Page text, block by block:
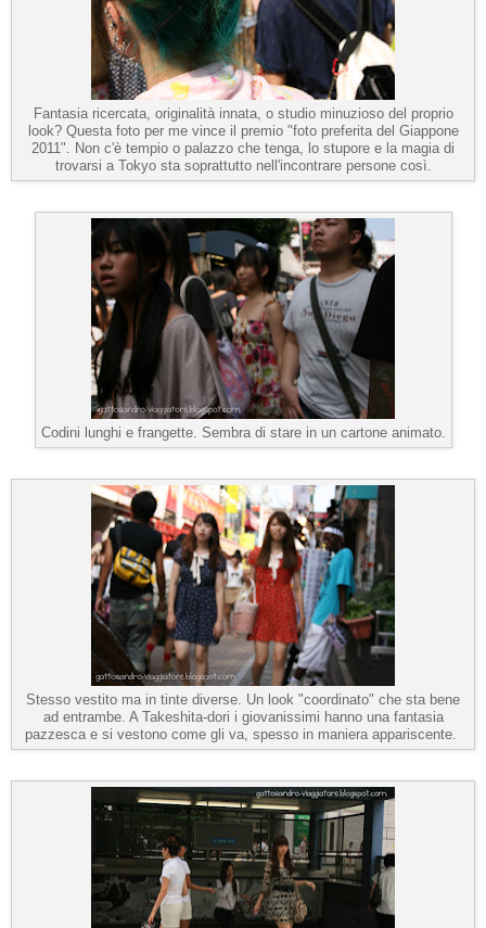
Fantasia ricercata, originalità innata, o studio minuzioso del proprio
look? Questa foto per me vince il premio "foto preferita del Giappone
2011". Non c'è tempio o palazzo che tenga, lo stupore e la magia di
trovarsi a Tokyo sta soprattutto nell'incontrare persone così.
Codini lunghi e frangette. Sembra di stare in un cartone animato.
Stesso vestito ma in tinte diverse. Un look "coordinato" che sta bene
ad entrambe. A Takeshita-dori i giovanissimi hanno una fantasia
pazzesca e si vestono come gli va, spesso in maniera appariscente.